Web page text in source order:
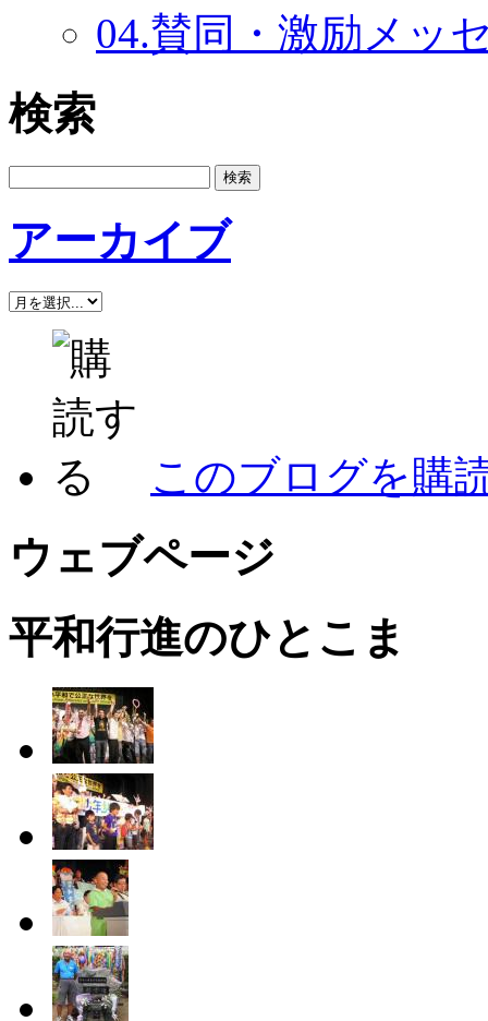
04.賛同・激励メッ
検索
アーカイブ
このブログを購
ウェブページ
平和行進のひとこま